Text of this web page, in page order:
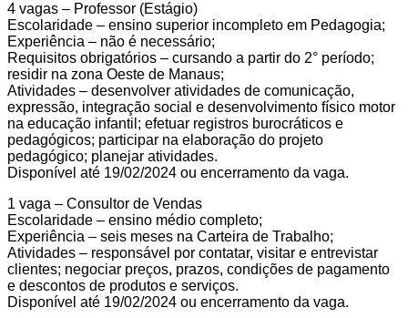
4 vagas – Professor (Estágio)
Escolaridade – ensino superior incompleto em Pedagogia;
Experiência – não é necessário;
Requisitos obrigatórios – cursando a partir do 2° período;
residir na zona Oeste de Manaus;
Atividades – desenvolver atividades de comunicação,
expressão, integração social e desenvolvimento físico motor
na educação infantil; efetuar registros burocráticos e
pedagógicos; participar na elaboração do projeto
pedagógico; planejar atividades.
Disponível até 19/02/2024 ou encerramento da vaga.
1 vaga – Consultor de Vendas
Escolaridade – ensino médio completo;
Experiência – seis meses na Carteira de Trabalho;
Atividades – responsável por contatar, visitar e entrevistar
clientes; negociar preços, prazos, condições de pagamento
e descontos de produtos e serviços.
Disponível até 19/02/2024 ou encerramento da vaga.